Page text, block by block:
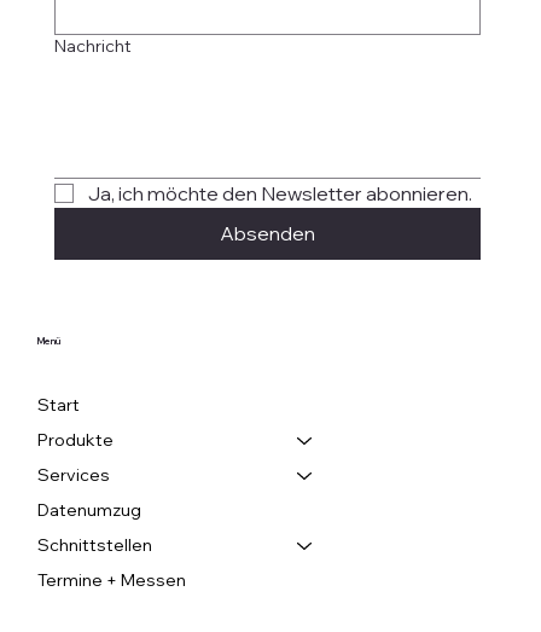
Menü
Start
Produkte
Services
Datenumzug
Schnittstellen
Termine + Messen
Nachricht
Ja, ich möchte den Newsletter abonnieren.
Absenden